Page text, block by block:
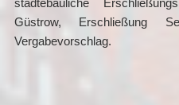
städtebauliche
Güstrow, Erschließung
Vergabevorschlag.